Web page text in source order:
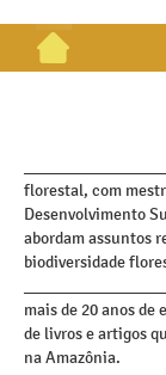
publicações
galeria
contato
florestal, com
Desenvolvimento
abordam assuntos
biodiversidade
mais de 20 anos
de livros e artigos
na Amazônia.